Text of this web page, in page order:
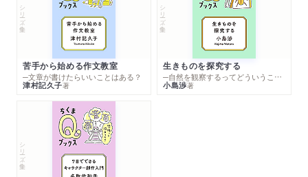
シリーズ・全集
苦手から始める作文教室
─文章が書けたらいいことはある？
津村記久子著
シリーズ・全集
生きものを探究する
─自然を観察するってどういうこと？
小島渉著
シリーズ・全集